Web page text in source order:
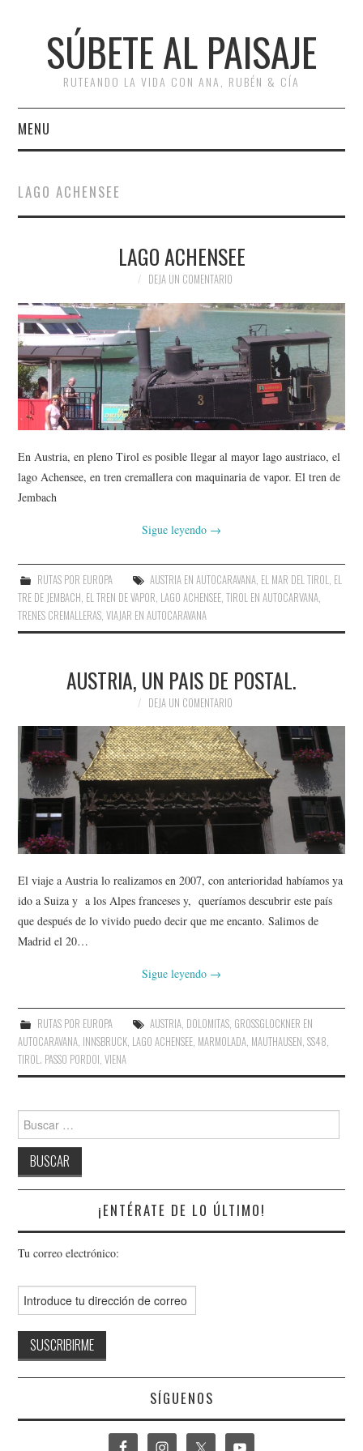
SÚBETE AL PAISAJE
RUTEANDO LA VIDA CON ANA, RUBÉN & CÍA
MENU
RUTAS
#ARVI
AMIGOS
CONTACTO
LAGO ACHENSEE
LAGO ACHENSEE
DEJA UN COMENTARIO
En Austria, en pleno Tirol es posible llegar al mayor lago austriaco, el
lago Achensee, en tren cremallera con maquinaria de vapor. El tren de
Jembach
Sigue leyendo →
RUTAS POR EUROPA AUSTRIA EN AUTOCARAVANA, EL MAR DEL TIROL, EL
TRE DE JEMBACH, EL TREN DE VAPOR, LAGO ACHENSEE,TIROL EN AUTOCARVANA,
TRENES CREMALLERAS,VIAJAR EN AUTOCARAVANA
AUSTRIA, UN PAIS DE POSTAL.
DEJA UN COMENTARIO
El viaje a Austria lo realizamos en 2007, con anterioridad habíamos ya
ido a Suiza y a los Alpes franceses y, queríamos descubrir este país
que después de lo vivido puedo decir que me encanto. Salimos de
Madrid el 20…
Sigue leyendo →
RUTAS POR EUROPA AUSTRIA, DOLOMITAS, GROSSGLOCKNER EN
AUTOCARAVANA, INNSBRUCK, LAGO ACHENSEE, MARMOLADA, MAUTHAUSEN,SS48,
TIROL. PASSO PORDOI,VIENA
Buscar:
¡ENTÉRATE DE LO ÚLTIMO!
Tu correo electrónico:
SÍGUENOS